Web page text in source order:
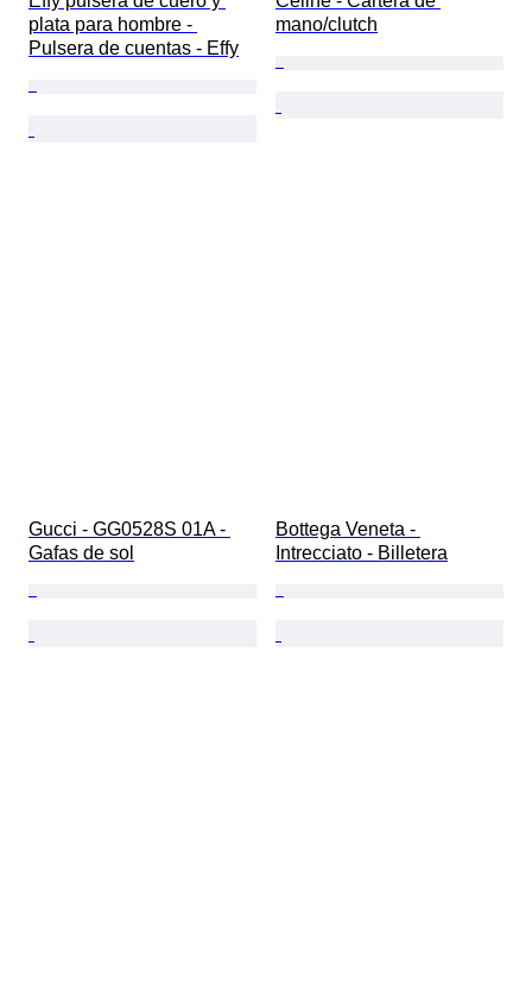
plata para hombre -
Pulsera de cuentas - Effy
mano/clutch
Gucci - GG0528S 01A -
Gafas de sol
Bottega Veneta -
Intrecciato - Billetera